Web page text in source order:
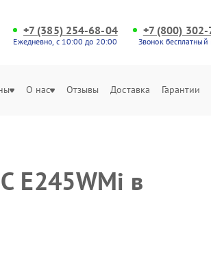
+7 (385) 254-68-04
Ежедневно, с 10:00 до 20:00
+7 (800)
Звонок
О нас Отзывы Доставка Гарантии
E245WMi в